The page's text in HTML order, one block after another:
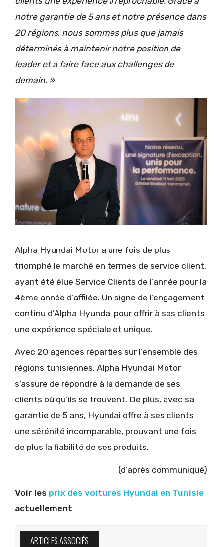
notre garantie de 5 ans et notre présence dans
20 régions, nous sommes plus que jamais
déterminés à maintenir notre position de
leader et à faire face aux challenges de
demain. »
Alpha Hyundai Mot͏or a une fois de plus
triomphé le marché en termes de service client,
ayant été élue Service Clients de l’année pour la
4ème année d’affilée. Un signe de l’engagement
continu d’Alpha Hyundai pour offrir à ses clients
une expérience spéciale et unique.
Avec 20 agences réparties sur l’ensemble des
régions tunisiennes, Alpha Hyundai Motor
s’assure de répondre à la demande de ses
clients où qu’ils se trouvent. De plus, avec sa
garantie de 5 ans, Hyundai offre à ses clients
une sérénité incomparable, prouvant une fois
de plus la fiabilité de ses produits.
(d’après communiqué)
Voir les prix des voitures Hyundai en Tunisie
actuellement
ARTICLES ASSOCIÉS